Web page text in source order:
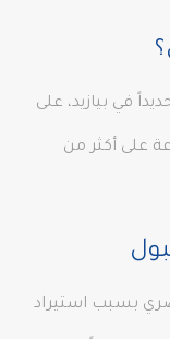
في بيازيد، على
على أكثر من
بسبب استيراد